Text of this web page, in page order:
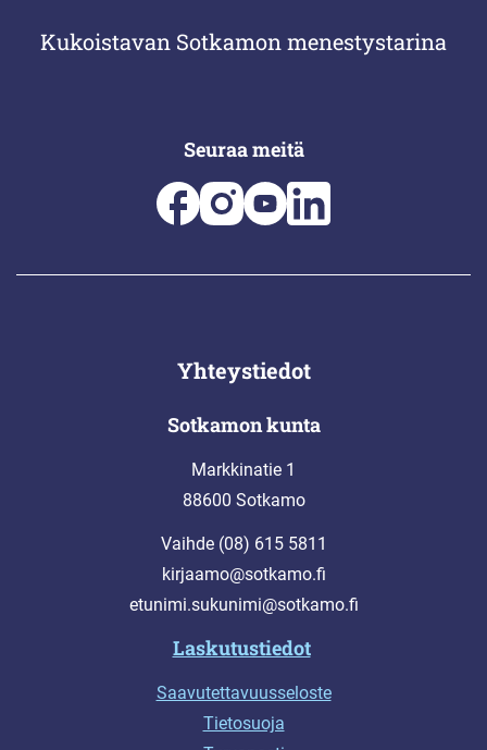
Kukoistavan Sotkamon menestystarina
Seuraa meitä
Yhteystiedot
Sotkamon kunta
Markkinatie 1
88600 Sotkamo
Vaihde (08) 615 5811
kirjaamo@sotkamo.fi
etunimi.sukunimi@sotkamo.fi
Laskutustiedot
Saavutettavuusseloste
Tietosuoja